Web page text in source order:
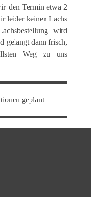
den Termin etwa 2
leider keinen Lachs
wird
gelangt dann frisch,
Weg zu uns
geplant.